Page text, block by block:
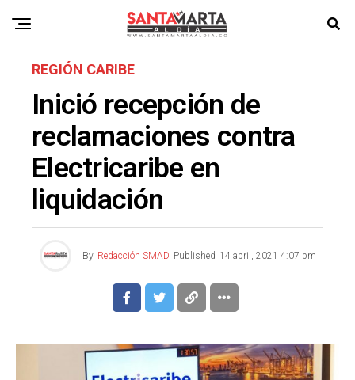
REGIÓN CARIBE
Inició recepción de
reclamaciones contra
Electricaribe en
liquidación
By Redacción SMAD Published 14 abril, 2021 4:07 pm